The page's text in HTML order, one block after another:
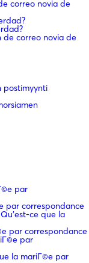
correo novia de
de correo novia de
postimyynti
par
par correspondance
ce que la
par correspondance
par
la mariГ©e par